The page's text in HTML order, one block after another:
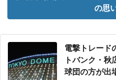
の思
電撃トレード
トバンク・
球団の方が出